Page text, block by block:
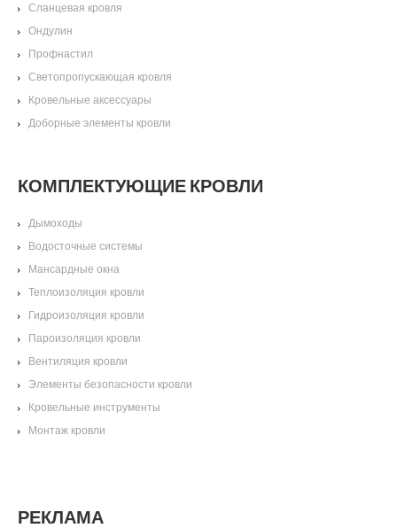
Сланцевая кровля
Ондулин
Профнастил
Светопропускающая кровля
Кровельные аксессуары
Доборные элементы кровли
КОМПЛЕКТУЮЩИЕ КРОВЛИ
Дымоходы
Водосточные системы
Мансардные окна
Теплоизоляция кровли
Гидроизоляция кровли
Пароизоляция кровли
Вентиляция кровли
Элементы безопасности кровли
Кровельные инструменты
Монтаж кровли
РЕКЛАМА